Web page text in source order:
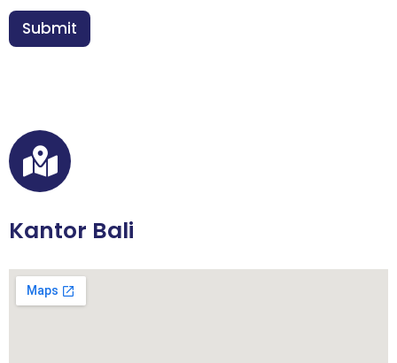
a
n
*
Submit
Kantor Bali